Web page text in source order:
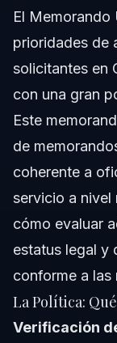
El Memorando
prioridades de
solicitantes en
con una gran
Este
de
coherente a
servicio a nivel
cómo evaluar
estatus legal y
conforme a las
La Política:
Verificación